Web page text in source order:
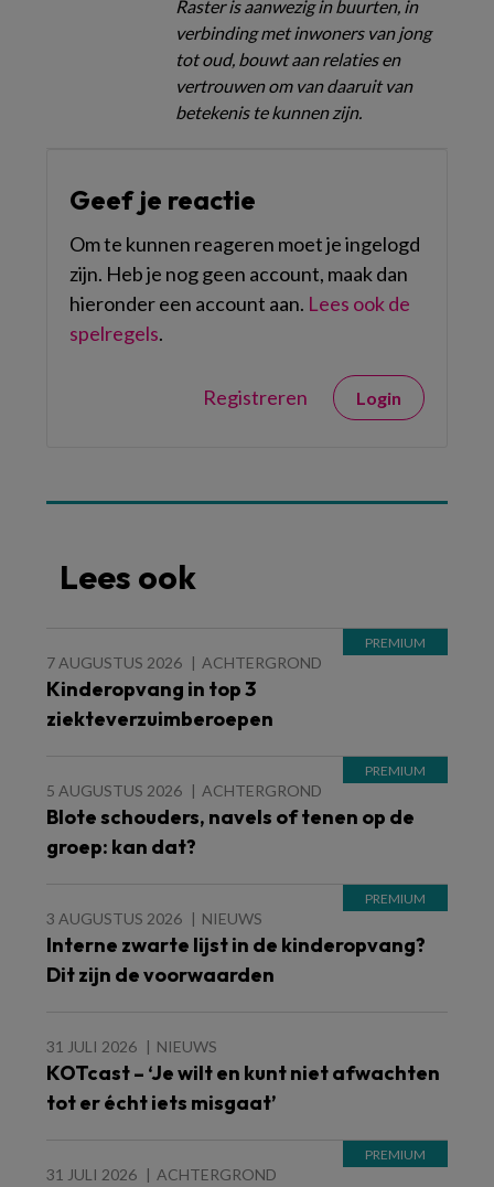
Raster is aanwezig in buurten, in
verbinding met inwoners van jong
tot oud, bouwt aan relaties en
vertrouwen om van daaruit van
betekenis te kunnen zijn.
Geef je reactie
Om te kunnen reageren moet je ingelogd
zijn. Heb je nog geen account, maak dan
hieronder een account aan. Lees ook de
spelregels.
Registreren Login
Lees ook
7 AUGUSTUS 2026 ACHTERGROND
Kinderopvang in top 3
ziekteverzuimberoepen
5 AUGUSTUS 2026 ACHTERGROND
Blote schouders, navels of tenen op de
groep: kan dat?
3 AUGUSTUS 2026 NIEUWS
Interne zwarte lijst in de kinderopvang?
Dit zijn de voorwaarden
31 JULI 2026 NIEUWS
KOTcast – ‘Je wilt en kunt niet afwachten
tot er écht iets misgaat’
31 JULI 2026 ACHTERGROND